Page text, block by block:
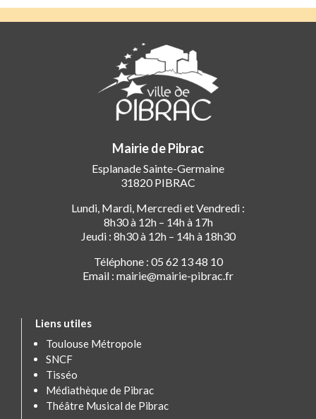
Mairie de Pibrac
Esplanade Sainte-Germaine
31820 PIBRAC
Lundi, Mardi, Mercredi et Vendredi :
8h30 à 12h – 14h à 17h
Jeudi : 8h30 à 12h – 14h à 18h30
Téléphone : 05 62 13 48 10
Email : mairie@mairie-pibrac.fr
Liens utiles
Toulouse Métropole
SNCF
Tisséo
Médiathèque de Pibrac
Théâtre Musical de Pibrac